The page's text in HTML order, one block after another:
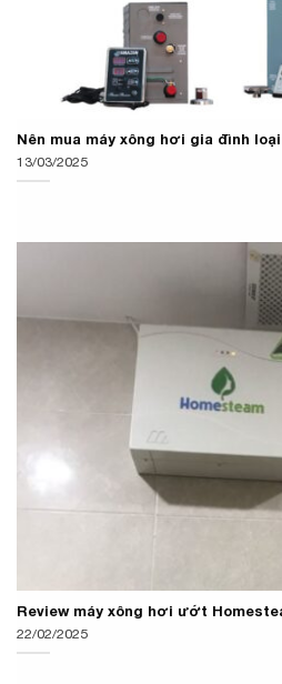
Nên mua máy xông hơi gia đình
13/03/2025
Review máy xông hơi ướt
22/02/2025